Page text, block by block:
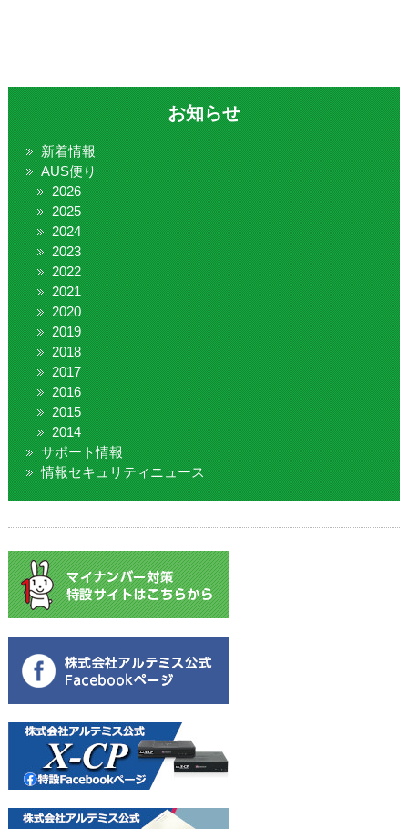
お知らせ
新着情報
AUS便り
2026
2025
2024
2023
2022
2021
2020
2019
2018
2017
2016
2015
2014
サポート情報
情報セキュリティニュース